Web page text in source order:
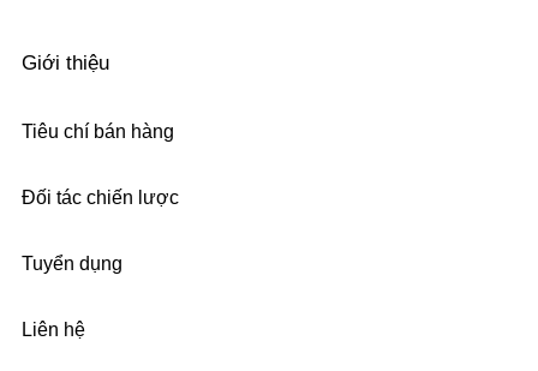
Giới thiệu
Tiêu chí bán hàng
Đối tác chiến lược
Tuyển dụng
Liên hệ